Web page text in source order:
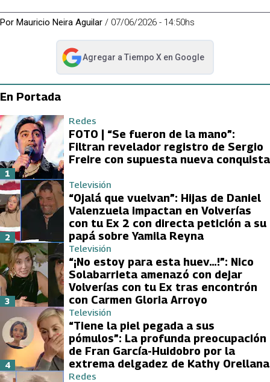
Por Mauricio Neira Aguilar / 07/06/2026 - 14:50hs
Agregar a Tiempo Xen Google
abre en nueva pestaña
En Portada
Redes
FOTO | “Se fueron de la mano”:
Filtran revelador registro de Sergio
Freire con supuesta nueva conquista
1
Televisión
“Ojalá que vuelvan”: Hijas de Daniel
Valenzuela impactan en Volverías
con tu Ex 2 con directa petición a su
papá sobre Yamila Reyna
2
Televisión
“¡No estoy para esta huev…!”: Nico
Solabarrieta amenazó con dejar
Volverías con tu Ex tras encontrón
con Carmen Gloria Arroyo
3
Televisión
“Tiene la piel pegada a sus
pómulos”: La profunda preocupación
de Fran García-Huidobro por la
extrema delgadez de Kathy Orellana
4
Redes